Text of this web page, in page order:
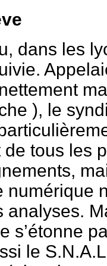
dans les
), le
tous les
analyses.
s’étonne
le